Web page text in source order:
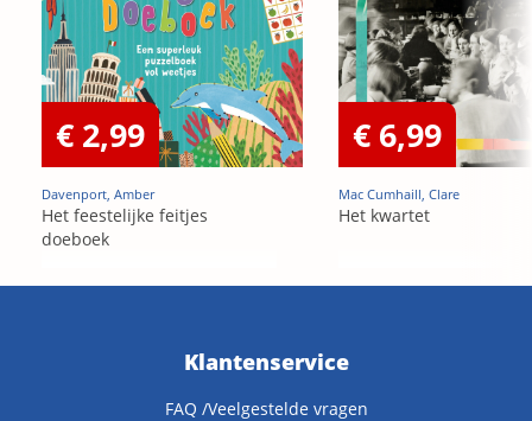
€ 2,99
Davenport, Amber
Het feestelijke feitjes
doeboek
€ 6,99
Mac Cumhaill, Clare
Het kwartet
Klantenservice
FAQ /Veelgestelde vragen